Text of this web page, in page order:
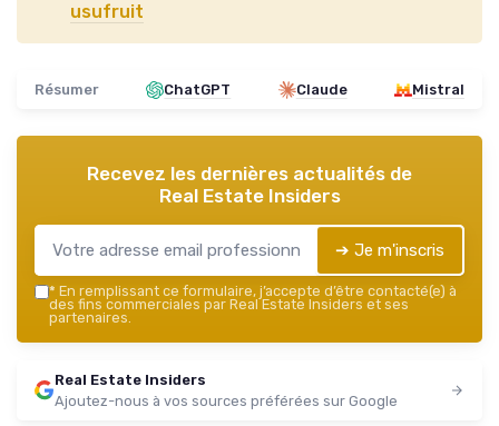
usufruit
Résumer ChatGPT Claude Mistral
Recevez les dernières actualités de
Real Estate Insiders
➔ Je m'inscris
* En remplissant ce formulaire, j’accepte d’être contacté(e) à
des fins commerciales par Real Estate Insiders et ses
partenaires.
Real Estate Insiders
Ajoutez-nous à vos sources préférées sur Google